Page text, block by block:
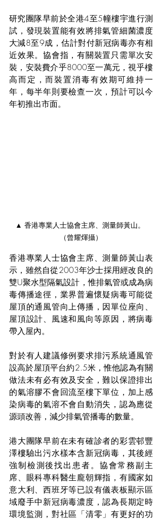
研究團隊早前於全港4至5幢樓宇進行測
試，發現裝置能有效將排氣管細菌濃度
大減8至9成，估計對付新冠病毒亦有相
近效果。協會指，有關裝置只需單次安
裝，安裝費介乎8000至一萬元，視乎樓
高而定，而裝置消毒有效期可維持一
年，每半年則要檢查一次，預計可以今
年初推出市面。
▲ 香港專業人士協會主席、測量師黃山。
（曾耀煇攝）
香港專業人士協會主席、測量師黃山表
示，雖然自從2003年沙士採用經改良的
雙U聚水型隔氣設計，惟排氣管或成為病
毒傳播途徑，業界普遍懷疑病毒可能從
屋頂的通風管向上傳播，因單位座向、
屋頂設計、風速和風向等原因，將病毒
帶入屋內。
對於有人建議修例要求排污系統通風管
設高於屋頂平台約2.5米，惟他認為有關
做法未有必有效及安全，難以保證排出
的氣溶膠不會回流至樓下單位，加上感
染病毒的氣溶不會自動消失，認為應從
源頭改善，減少排氣管播毒的數量。
港大團隊早前在未有確診者的彩雲邨豐
澤樓驗出污水樣本含新冠病毒，其後經
強制檢測後找出患者。協會常務副主
席、眼科專科醫生龐朝輝指，有國家如
意大利、西班牙等已設有儀表板顯示區
域廢手中新冠病毒濃度，認為長期定時
環境監測，對社區「清零」有更好的功